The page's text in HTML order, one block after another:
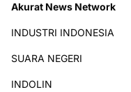
Akurat News Network
INDUSTRI INDONESIA
SUARA NEGERI
INDOLIN